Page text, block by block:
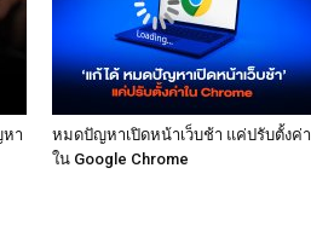
หา
หมดปัญหาเปิดหน้าเว็บช้า แค่ปรับตั้งค่า
ใน Google Chrome